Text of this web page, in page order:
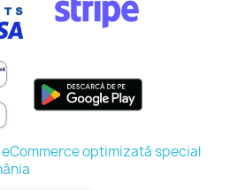
optimizată special